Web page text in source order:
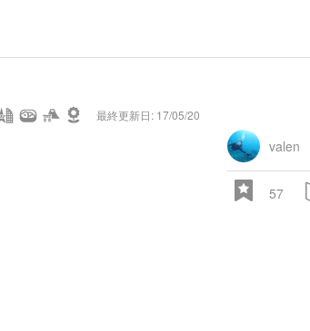
最終更新日: 17/05/20
valen
57